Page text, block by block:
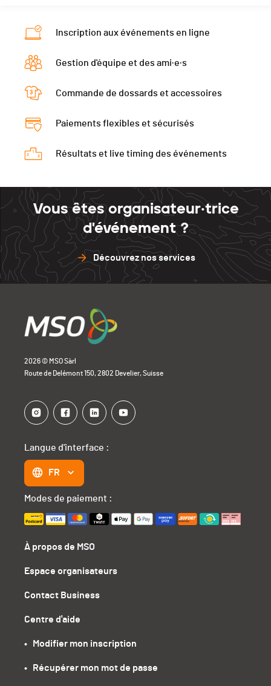
Inscription aux événements en ligne
Gestion d'équipe et des ami·e·s
Commande de dossards et accessoires
Paiements flexibles et sécurisés
Résultats et live timing des événements
Vous êtes organisateur·trice
d'événement ?
Découvrez nos services
2026 © MSO Sàrl
Route de Delémont 150, 2802 Develier, Suisse
À propos de MSO
Espace organisateurs
Contact Business
Centre d'aide
•   Modifier mon inscription
•   Récupérer mon mot de passe
Langue d'interface :
FR
Modes de paiement :